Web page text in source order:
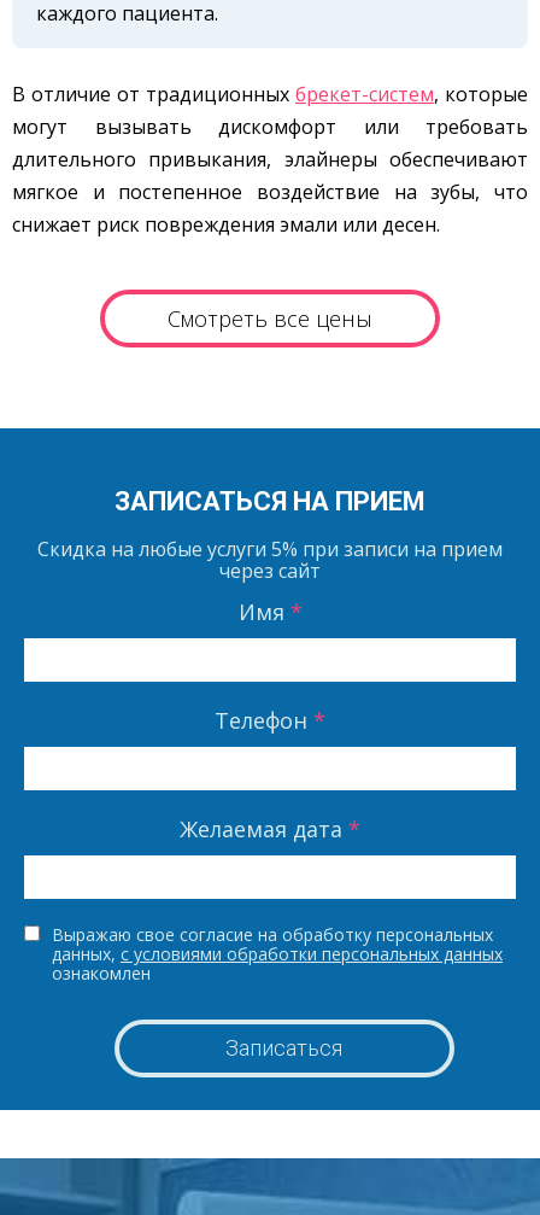
каждого пациента.
В отличие от традиционных брекет-систем, которые
могут вызывать дискомфорт или требовать
длительного привыкания, элайнеры обеспечивают
мягкое и постепенное воздействие на зубы, что
снижает риск повреждения эмали или десен.
Смотреть все цены
ЗАПИСАТЬСЯ НА ПРИЕМ
Скидка на любые услуги 5% при записи на прием
через сайт
Имя *
Телефон *
Желаемая дата *
Выражаю свое согласие на обработку персональных
данных, с условиями обработки персональных данных
ознакомлен